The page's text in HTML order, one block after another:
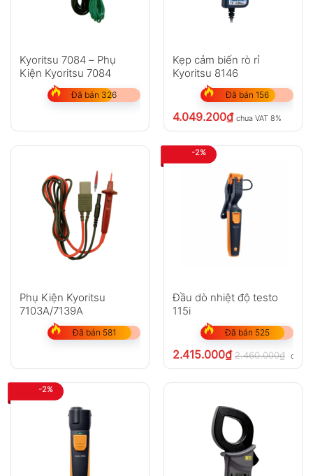
Kyoritsu 7084 – Phụ
Kiện Kyoritsu 7084
Đã bán 326
Kẹp cảm biến rò rỉ
Kyoritsu 8146
Đã bán 156
4.049.200₫ chưa VAT 8%
Phụ Kiện Kyoritsu
7103A/7139A
Đã bán 581
-2%
Đầu dò nhiệt độ testo
115i
Đã bán 525
2.415.000₫ 2.460.000₫ chưa
-2%